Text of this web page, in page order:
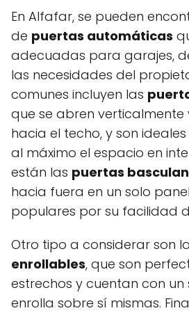
En Alfafar, se pueden
de puertas automáticas
adecuadas para garajes,
las necesidades del
comunes incluyen las
que se abren verticalmente
hacia el techo, y son
al máximo el espacio en
están las puertas
hacia fuera en un solo
populares por su facilidad
Otro tipo a considerar son
enrollables, que son
estrechos y cuentan con un
enrolla sobre sí mismas.